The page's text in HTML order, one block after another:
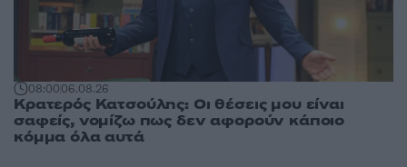
08:0006.08.26
Κρατερός Κατσούλης: Οι θέσεις μου είναι
σαφείς, νομίζω πως δεν αφορούν κάποιο
κόμμα όλα αυτά